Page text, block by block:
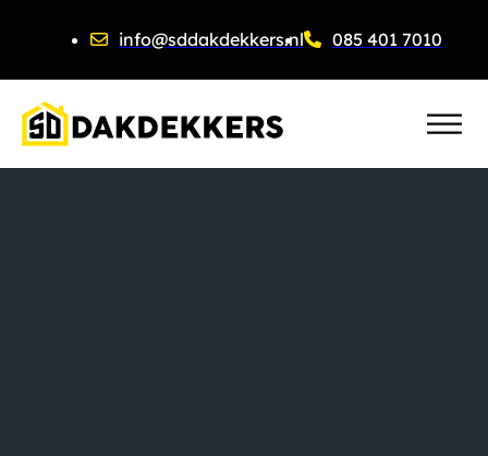
info@sddakdekkers.nl 085 401 7010